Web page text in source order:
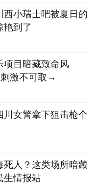
西小瑞士吧被夏日的
艳到了
项目暗藏致命风
刺激不可取→
川女警拿下狙击枪个
死人？这类场所暗藏
生情报站